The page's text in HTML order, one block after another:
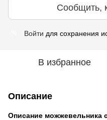
Сообщить,
Войти для сохранения
В избранное
Описание
Описание